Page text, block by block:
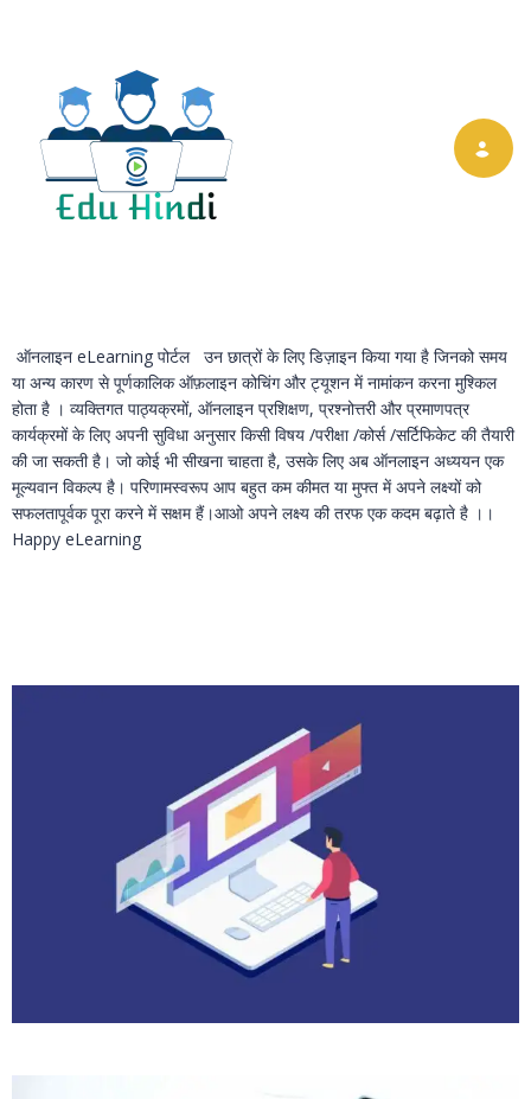
Toggle
ऑनलाइन eLearning पोर्टल उन छात्रों के लिए डिज़ाइन किया गया है जिनको समय
या अन्य कारण से पूर्णकालिक ऑफ़लाइन कोचिंग और ट्यूशन में नामांकन करना मुश्किल
होता है । व्यक्तिगत पाठ्यक्रमों, ऑनलाइन प्रशिक्षण, प्रश्नोत्तरी और प्रमाणपत्र
कार्यक्रमों के लिए अपनी सुविधा अनुसार किसी विषय /परीक्षा /कोर्स /सर्टिफिकेट की तैयारी
की जा सकती है। जो कोई भी सीखना चाहता है, उसके लिए अब ऑनलाइन अध्ययन एक
मूल्यवान विकल्प है। परिणामस्वरूप आप बहुत कम कीमत या मुफ्त में अपने लक्ष्यों को
सफलतापूर्वक पूरा करने में सक्षम हैं।आओ अपने लक्ष्य की तरफ एक कदम बढ़ाते है ।।
Happy eLearning